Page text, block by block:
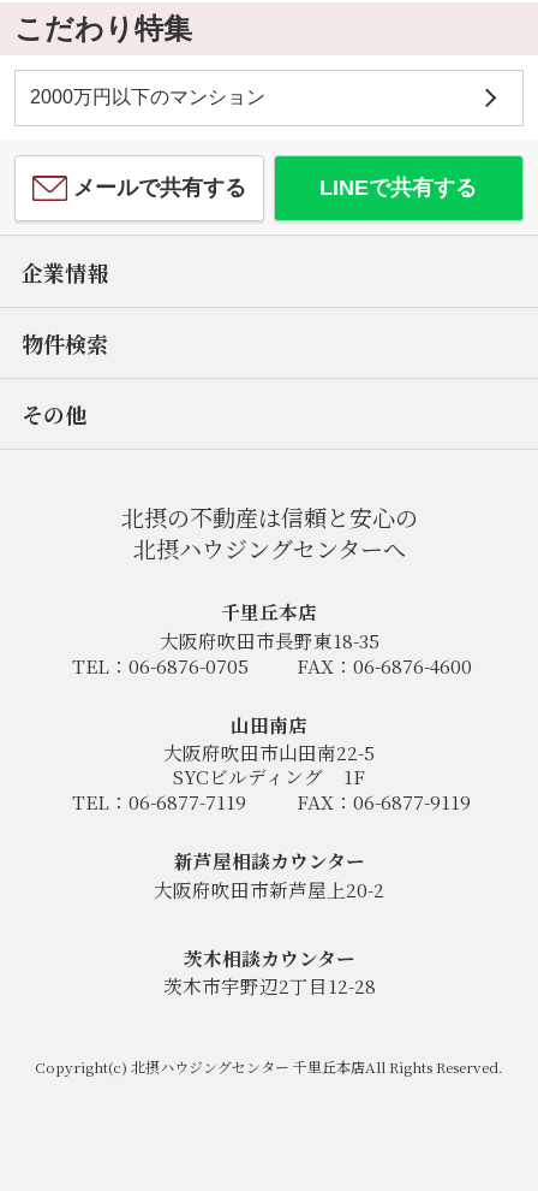
こだわり特集
2000万円以下のマンション
メールで共有する LINEで共有する
企業情報
物件検索
その他
北摂の不動産は信頼と安心の
北摂ハウジングセンターへ
千里丘本店
大阪府吹田市長野東18-35
TEL：06-6876-0705
FAX：06-6876-4600
山田南店
大阪府吹田市山田南22-5
SYCビルディング
1F
TEL：06-6877-7119
FAX：06-6877-9119
新芦屋相談カウンター
大阪府吹田市新芦屋上20-2
茨木相談カウンター
茨木市宇野辺2丁目12-28
Copyright(c) 北摂ハウジングセンター 千里丘本店All Rights Reserved.